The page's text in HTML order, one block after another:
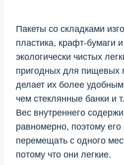
Пакеты со складками
пластика, крафт-бумаги
экологически чистых
пригодных для пищевых
делает их более
чем стеклянные банки и
Вес внутреннего
равномерно, поэтому его
перемещать с одного
потому что они легкие.